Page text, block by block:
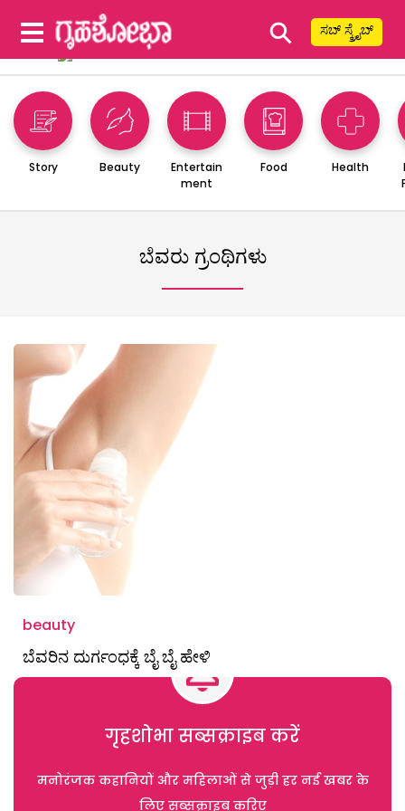
⚲ ಸಬ್ ಸ್ಕ್ರೈಬ್
Story Beauty
Entertain
ment
Food Health
ಬೆವರು ಗ್ರಂಥಿಗಳು
beauty
ಬೆವರಿನ ದುರ್ಗಂಧಕ್ಕೆ ಬೈ ಬೈ ಹೇಳಿ
गृहशोभा सब्सक्राइब करें
मनोरंजक कहानियों और महिलाओं से जुड़ी हर नई खबर के
लिए सब्सक्राइब करिए